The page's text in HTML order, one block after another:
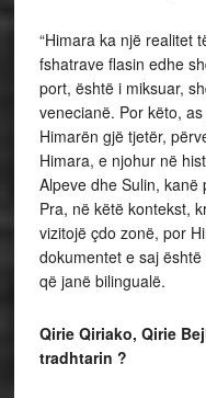
“Himara ka një realitet
fshatrave flasin edhe
port, është i miksuar,
venecianë. Por këto,
Himarën gjë tjetër,
Himara, e njohur në
Alpeve dhe Sulin,
Pra, në këtë kontekst,
vizitojë çdo zonë, por
dokumentet e saj
që janë bilingualë.
Qirie Qiriako, Qirie
tradhtarin ?